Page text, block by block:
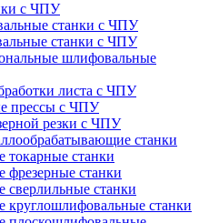
с ЧПУ
станки с ЧПУ
станки с ЧПУ
шлифовальные
листа с ЧПУ
прессы с ЧПУ
резки с ЧПУ
станки
токарные станки
фрезерные станки
сверлильные станки
круглошлифовальные станки